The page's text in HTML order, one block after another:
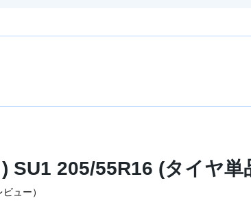
SU1 205/55R16 (タイヤ単
ュー）